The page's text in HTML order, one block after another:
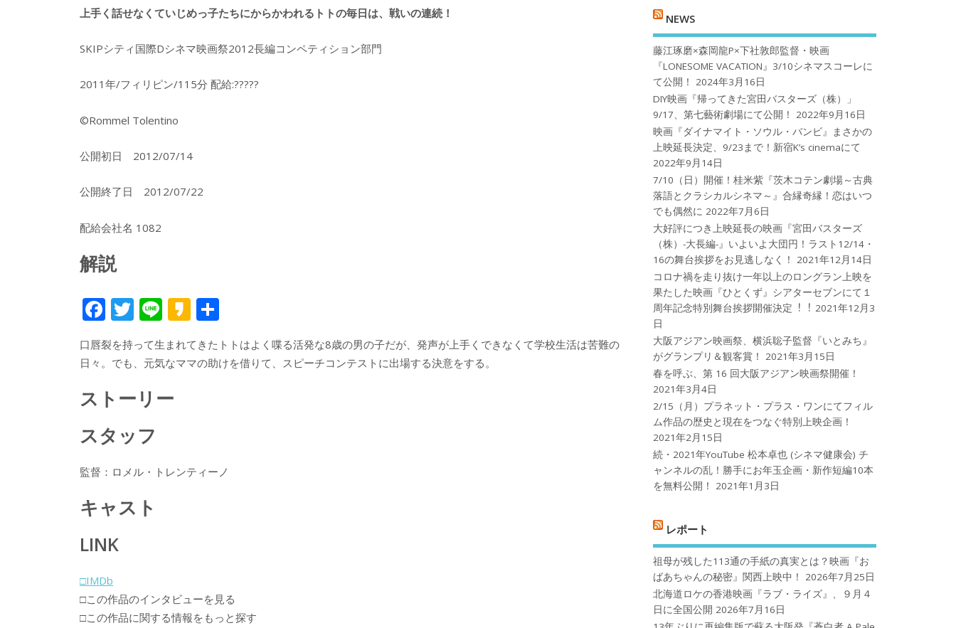
上手く話せなくていじめっ子たちにからかわれるトトの毎日は、戦いの連続！
SKIPシティ国際Dシネマ映画祭2012長編コンペティション部門
2011年/フィリピン/115分 配給:?????
©Rommel Tolentino
公開初日 2012/07/14
公開終了日 2012/07/22
配給会社名 1082
解説
F
ac
e
b
o
o
k
T
itt
er
Li
e
K
k
a
口唇裂を持って生まれてきたトトはよく喋る活発な8歳の男の子だが、発声が上手くできなくて学校生活は苦難の
日々。でも、元気なママの助けを借りて、スピーチコンテストに出場する決意をする。
ストーリー
スタッフ
監督：ロメル・トレンティーノ
キャスト
LINK
□IMDb
□この作品のインタビューを見る
□この作品に関する情報をもっと探す
NEWS
藤江琢磨×森岡龍P×下社敦郎監督・映画
『LONESOME VACATION』3/10シネマスコーレに
て公開！
2024年3月16日
DIY映画『帰ってきた宮田バスターズ（株）」
9/17、第七藝術劇場にて公開！
2022年9月16日
映画『ダイナマイト・ソウル・バンビ』まさかの
上映延長決定、9/23まで！新宿K’s cinemaにて
2022年9月14日
7/10（日）開催！桂米紫『茨木コテン劇場～古典
落語とクラシカルシネマ～』合縁奇縁！恋はいつ
でも偶然に 2022年7月6日
大好評につき上映延長の映画『宮田バスターズ
（株）-大長編-』いよいよ大団円！ラスト12/14・
16の舞台挨拶をお見逃しなく！
2021年12月14日
コロナ禍を⾛り抜け⼀年以上のロングラン上映を
果たした映画『ひとくず』シアターセブンにて１
周年記念特別舞台挨拶開催決定︕︕ 2021年12月3
日
大阪アジアン映画祭、横浜聡子監督『いとみち』
がグランプリ＆観客賞！
2021年3月15日
春を呼ぶ、第 16 回大阪アジアン映画祭開催！
2021年3月4日
2/15（月）プラネット・プラス・ワンにてフィル
ム作品の歴史と現在をつなぐ特別上映企画！
2021年2月15日
続・2021年YouTube 松本卓也 (シネマ健康会) チ
ャンネルの乱！勝手にお年玉企画・新作短編10本
を無料公開！
2021年1月3日
レポート
祖母が残した113通の手紙の真実とは？映画『お
ばあちゃんの秘密』関西上映中！
2026年7月25日
北海道ロケの香港映画『ラブ・ライズ』、９月４
日に全国公開 2026年7月16日